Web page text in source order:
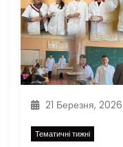
21 Березня, 2026
Тематичні тижні